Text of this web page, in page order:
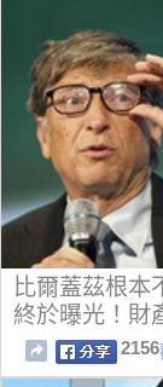
比爾蓋茲根本
終於曝光！財
2156